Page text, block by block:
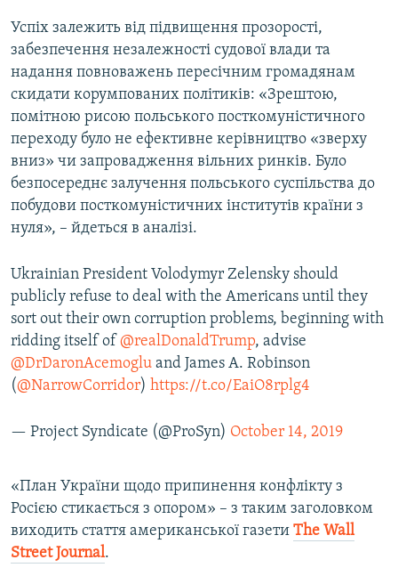
Успіх залежить від підвищення прозорості,
забезпечення незалежності судової влади та
надання повноважень пересічним громадянам
скидати корумпованих політиків: «Зрештою,
помітною рисою польського посткомуністичного
переходу було не ефективне керівництво «зверху
вниз» чи запровадження вільних ринків. Було
безпосереднє залучення польського суспільства до
побудови посткомуністичних інститутів країни з
нуля», – йдеться в аналізі.
Ukrainian President Volodymyr Zelensky should
publicly refuse to deal with the Americans until they
sort out their own corruption problems, beginning with
ridding itself of @realDonaldTrump, advise
@DrDaronAcemoglu and James A. Robinson
(@NarrowCorridor) https://t.co/EaiO8rplg4
— Project Syndicate (@ProSyn) October 14, 2019
«План України щодо припинення конфлікту з
Росією стикається з опором» – з таким заголовком
виходить стаття американської газети The Wall
Street Journal.